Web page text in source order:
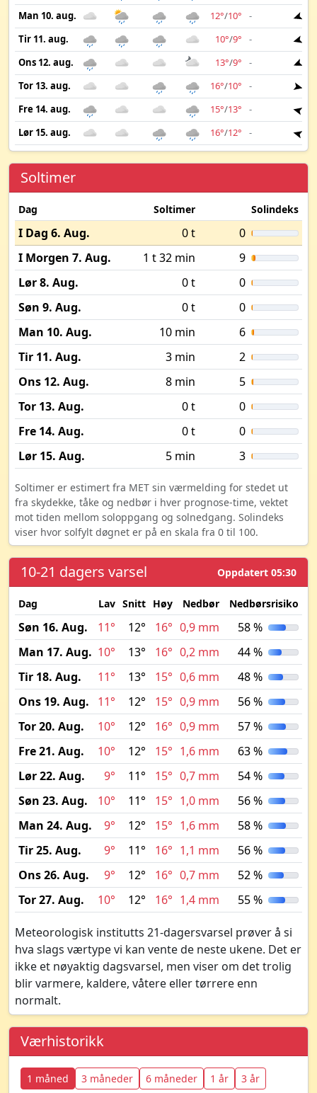
Man 10. aug.
12°/10° -
Tir 11. aug.
10°/9° -
Ons 12. aug.
13°/9° -
Tor 13. aug.
16°/10° -
Fre 14. aug.
15°/13° -
Lør 15. aug.
16°/12° -
Soltimer
Dag Soltimer Solindeks
I Dag 6. Aug. 0 t
0
I Morgen 7. Aug.
1 t 32 min
9
Lør 8. Aug.
0 t
0
Søn 9. Aug.
0 t
0
Man 10. Aug.
10 min
6
Tir 11. Aug.
3 min
2
Ons 12. Aug.
8 min
5
Tor 13. Aug.
0 t
0
Fre 14. Aug.
0 t
0
Lør 15. Aug.
5 min 3
Soltimer er estimert fra MET sin værmelding for stedet ut
fra skydekke, tåke og nedbør i hver prognose-time, vektet
mot tiden mellom soloppgang og solnedgang. Solindeks
viser hvor solfylt døgnet er på en skala fra 0 til 100.
10-21 dagers varsel Oppdatert 05:30
Dag Lav Snitt Høy Nedbør Nedbørsrisiko
Søn 16. Aug. 11° 12° 16° 0,9 mm
58 %
Man 17. Aug. 10° 13° 16° 0,2 mm
44 %
Tir 18. Aug.
11° 13° 15° 0,6 mm
48 %
Ons 19. Aug.
11° 12° 15° 0,9 mm
56 %
Tor 20. Aug.
10° 12° 16° 0,9 mm
57 %
Fre 21. Aug.
10° 12° 15° 1,6 mm
63 %
Lør 22. Aug.
9° 11° 15° 0,7 mm
54 %
Søn 23. Aug.
10° 11° 15° 1,0 mm
56 %
Man 24. Aug.
9° 12° 15° 1,6 mm
58 %
Tir 25. Aug.
9° 11° 16° 1,1 mm
56 %
Ons 26. Aug.
9° 12° 16° 0,7 mm
52 %
Tor 27. Aug.
10° 12° 16° 1,4 mm 55 %
Meteorologisk institutts 21-dagersvarsel prøver å si
hva slags værtype vi kan vente de neste ukene. Det er
ikke et nøyaktig dagsvarsel, men viser om det trolig
blir varmere, kaldere, våtere eller tørrere enn
normalt.
Værhistorikk
1 måned 3 måneder 6 måneder 1 år 3 år